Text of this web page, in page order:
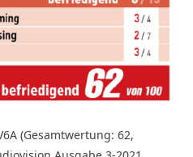
(Gesamtwertung: 62,